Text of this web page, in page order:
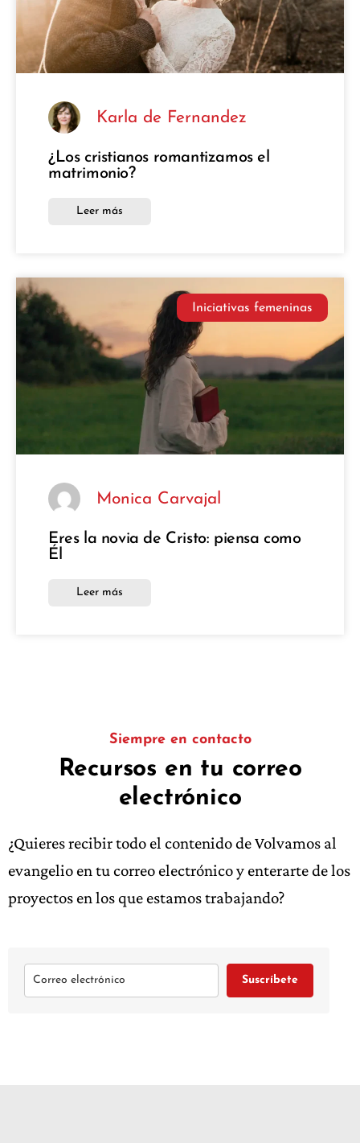
Karla de Fernandez
¿Los cristianos romantizamos el
matrimonio?
Leer más
Iniciativas femeninas
Monica Carvajal
Eres la novia de Cristo: piensa como
Él
Leer más
Siempre en contacto
Recursos en tu correo
electrónico
¿Quieres recibir todo el contenido de Volvamos al
evangelio en tu correo electrónico y enterarte de los
proyectos en los que estamos trabajando?
Suscríbete